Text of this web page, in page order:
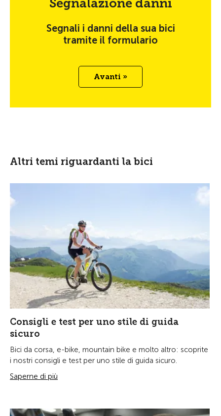
Segnalazione danni
Segnali i danni della sua bici
tramite il formulario
Avanti »
Altri temi riguardanti la bici
Consigli e test per uno stile di guida
sicuro
Bici da corsa, e-bike, mountain bike e molto altro: scoprite
i nostri consigli e test per uno stile di guida sicuro.
Saperne di più